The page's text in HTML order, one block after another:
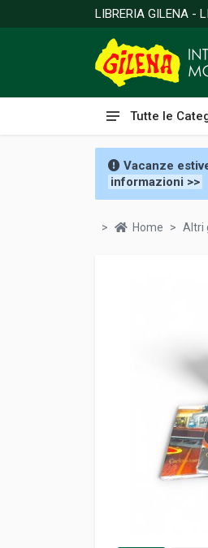
LIBRERIA GILENA -
Tutte le
Vacanze
informazioni >>
Home Altri